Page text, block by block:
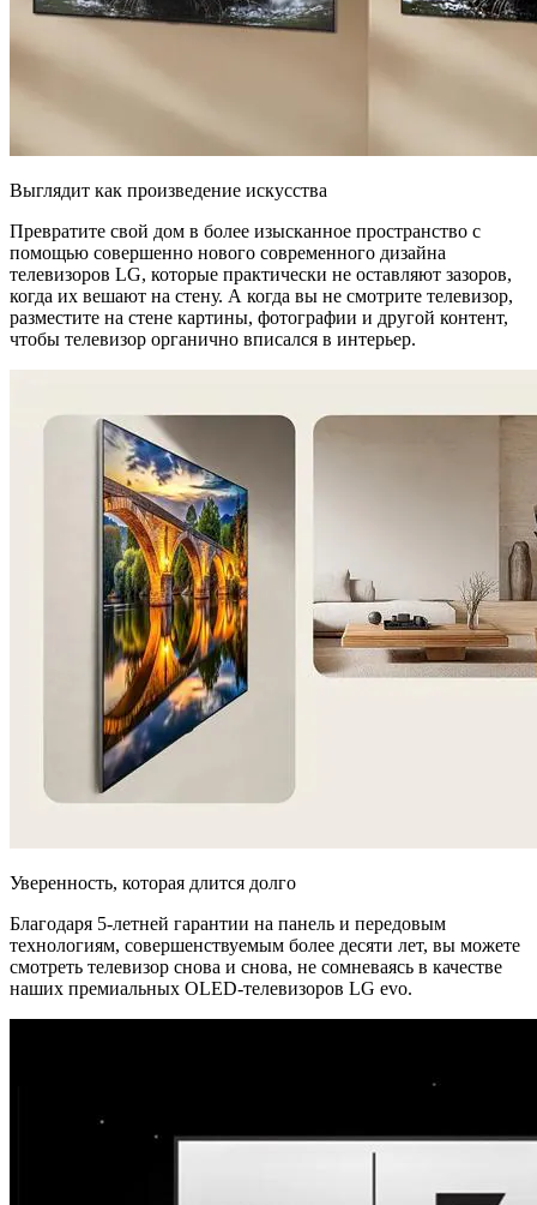
Выглядит как произведение искусства
Превратите свой дом в более изысканное пространство с
помощью совершенно нового современного дизайна
телевизоров LG, которые практически не оставляют зазоров,
когда их вешают на стену. А когда вы не смотрите телевизор,
разместите на стене картины, фотографии и другой контент,
чтобы телевизор органично вписался в интерьер.
Уверенность, которая длится долго
Благодаря 5-летней гарантии на панель и передовым
технологиям, совершенствуемым более десяти лет, вы можете
смотреть телевизор снова и снова, не сомневаясь в качестве
наших премиальных OLED-телевизоров LG evo.